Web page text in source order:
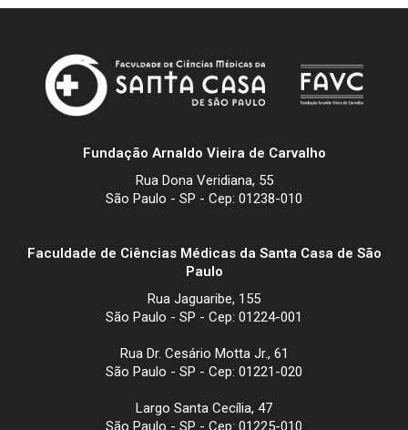
Fundação Arnaldo Vieira de Carvalho
Rua Dona Veridiana, 55
São Paulo - SP - Cep: 01238-010
Faculdade de Ciências Médicas da Santa Casa de São
Paulo
Rua Jaguaribe, 155
São Paulo - SP - Cep: 01224-001
Rua Dr. Cesário Motta Jr., 61
São Paulo - SP - Cep: 01221-020
Largo Santa Cecília, 47
São Paulo - SP - Cep: 01225-010